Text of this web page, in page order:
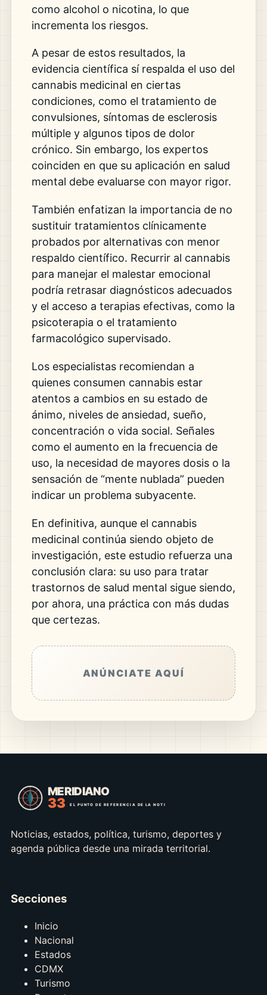
como alcohol o nicotina, lo que
incrementa los riesgos.
A pesar de estos resultados, la
evidencia científica sí respalda el uso del
cannabis medicinal en ciertas
condiciones, como el tratamiento de
convulsiones, síntomas de esclerosis
múltiple y algunos tipos de dolor
crónico. Sin embargo, los expertos
coinciden en que su aplicación en salud
mental debe evaluarse con mayor rigor.
También enfatizan la importancia de no
sustituir tratamientos clínicamente
probados por alternativas con menor
respaldo científico. Recurrir al cannabis
para manejar el malestar emocional
podría retrasar diagnósticos adecuados
y el acceso a terapias efectivas, como la
psicoterapia o el tratamiento
farmacológico supervisado.
Los especialistas recomiendan a
quienes consumen cannabis estar
atentos a cambios en su estado de
ánimo, niveles de ansiedad, sueño,
concentración o vida social. Señales
como el aumento en la frecuencia de
uso, la necesidad de mayores dosis o la
sensación de “mente nublada” pueden
indicar un problema subyacente.
En definitiva, aunque el cannabis
medicinal continúa siendo objeto de
investigación, este estudio refuerza una
conclusión clara: su uso para tratar
trastornos de salud mental sigue siendo,
por ahora, una práctica con más dudas
que certezas.
ANÚNCIATE AQUÍ
Noticias, estados, política, turismo, deportes y
agenda pública desde una mirada territorial.
Secciones
Inicio
Nacional
Estados
CDMX
Turismo